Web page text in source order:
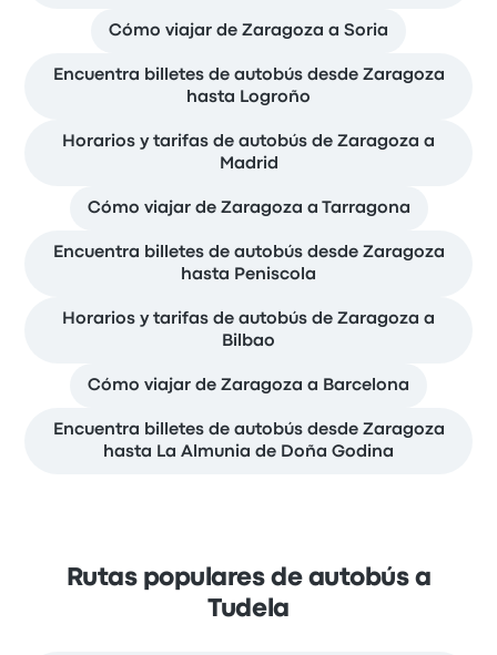
Cómo viajar de Zaragoza a Soria
Encuentra billetes de autobús desde Zaragoza
hasta Logroño
Horarios y tarifas de autobús de Zaragoza a
Madrid
Cómo viajar de Zaragoza a Tarragona
Encuentra billetes de autobús desde Zaragoza
hasta Peniscola
Horarios y tarifas de autobús de Zaragoza a
Bilbao
Cómo viajar de Zaragoza a Barcelona
Encuentra billetes de autobús desde Zaragoza
hasta La Almunia de Doña Godina
Rutas populares de autobús a
Tudela